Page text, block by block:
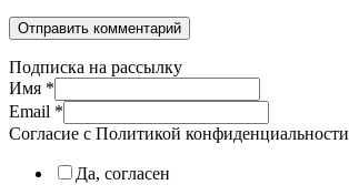
Подписка на рассылку
Имя *
Email *
Согласие с Политикой конфиденциальности
Да, согласен